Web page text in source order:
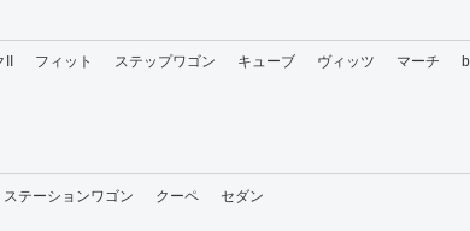
フィット ステップワゴン キューブ ヴィッツ マーチ
ステーションワゴン クーペ セダン